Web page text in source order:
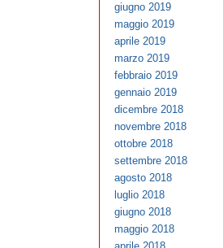
giugno 2019
maggio 2019
aprile 2019
marzo 2019
febbraio 2019
gennaio 2019
dicembre 2018
novembre 2018
ottobre 2018
settembre 2018
agosto 2018
luglio 2018
giugno 2018
maggio 2018